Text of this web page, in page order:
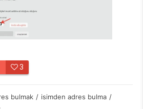
3
bulmak / isimden adres bulma /